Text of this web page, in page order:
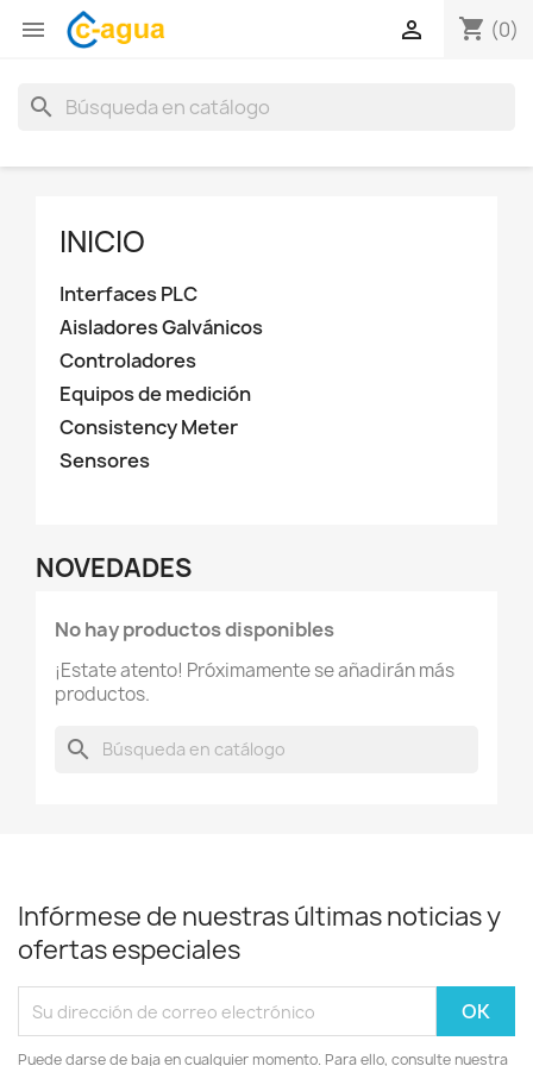
 shopping_cart (0)

search
INICIO
Interfaces PLC
Aisladores Galvánicos
Controladores
Equipos de medición
Consistency Meter
Sensores
NOVEDADES
No hay productos disponibles
¡Estate atento! Próximamente se añadirán más
productos.
search
Infórmese de nuestras últimas noticias y
ofertas especiales
Puede darse de baja en cualquier momento. Para ello, consulte nuestra